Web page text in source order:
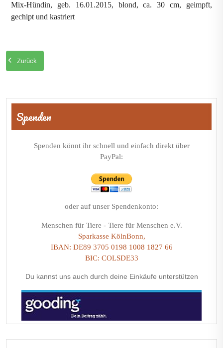
Mix-Hündin, geb. 16.01.2015, blond, ca. 30 cm, geimpft,
gechipt und kastriert
Zurück
Beitragsnavigation
Spenden
Spenden könnt ihr schnell und einfach direkt über
PayPal:
oder auf unser Spendenkonto:
Menschen für Tiere - Tiere für Menschen e.V.
Sparkasse KölnBonn,
IBAN: DE89 3705 0198 1008 1827 66
BIC: COLSDE33
Du kannst uns auch durch deine Einkäufe unterstützen